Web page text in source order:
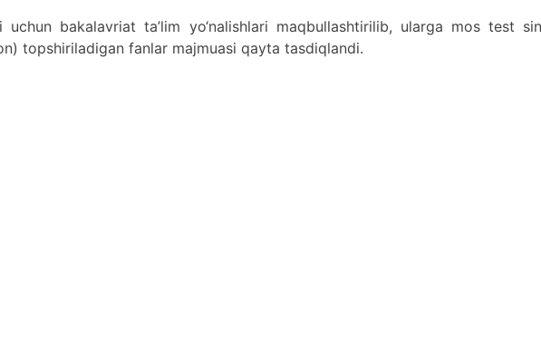
uchun bakalavriat ta’lim yo‘nalishlari maqbullashtirilib, ularga mos test
topshiriladigan fanlar majmuasi qayta tasdiqlandi.